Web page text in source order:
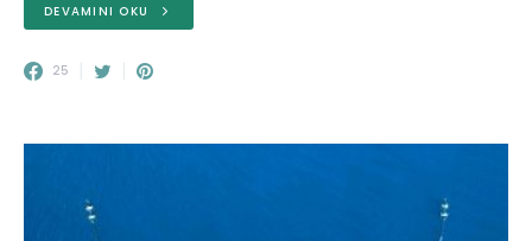
DEVAMINI OKU
25